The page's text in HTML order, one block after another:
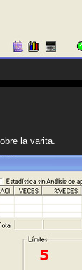
la varita.